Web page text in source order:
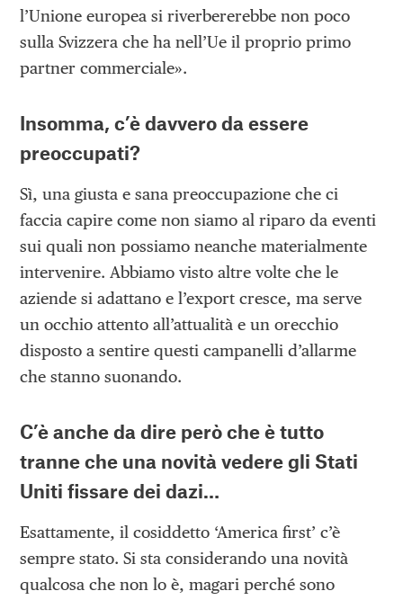
l’Unione europea si riverbererebbe non poco
sulla Svizzera che ha nell’Ue il proprio primo
partner commerciale».
Insomma, c’è davvero da essere
preoccupati?
Sì, una giusta e sana preoccupazione che ci
faccia capire come non siamo al riparo da eventi
sui quali non possiamo neanche materialmente
intervenire. Abbiamo visto altre volte che le
aziende si adattano e l’export cresce, ma serve
un occhio attento all’attualità e un orecchio
disposto a sentire questi campanelli d’allarme
che stanno suonando.
C’è anche da dire però che è tutto
tranne che una novità vedere gli Stati
Uniti fissare dei dazi…
Esattamente, il cosiddetto ‘America first’ c’è
sempre stato. Si sta considerando una novità
qualcosa che non lo è, magari perché sono